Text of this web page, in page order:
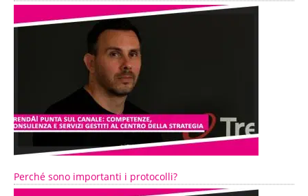
Perché sono importanti i protocolli?